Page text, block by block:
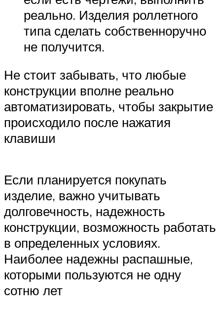
реально. Изделия роллетного
типа сделать собственноручно
не получится.
Не стоит забывать, что любые
конструкции вполне реально
автоматизировать, чтобы закрытие
происходило после нажатия
клавиши
Если планируется покупать
изделие, важно учитывать
долговечность, надежность
конструкции, возможность работать
в определенных условиях.
Наиболее надежны распашные,
которыми пользуются не одну
сотню лет